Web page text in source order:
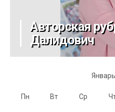
Авторская
Далидович
Пн Вт Ср